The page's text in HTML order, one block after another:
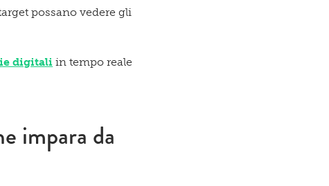
su novità, eventi e servizi
dell'
possano vedere gli
digitali in tempo reale
impara da